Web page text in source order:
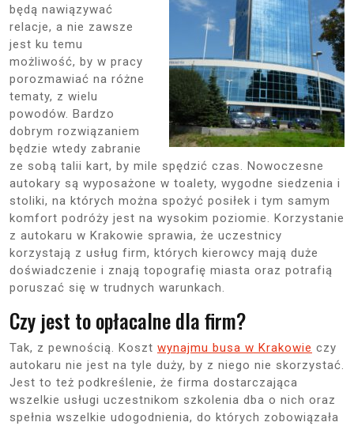
będą nawiązywać
relacje, a nie zawsze
jest ku temu
możliwość, by w pracy
porozmawiać na różne
tematy, z wielu
powodów. Bardzo
dobrym rozwiązaniem
będzie wtedy zabranie
ze sobą talii kart, by mile spędzić czas. Nowoczesne
autokary są wyposażone w toalety, wygodne siedzenia i
stoliki, na których można spożyć posiłek i tym samym
komfort podróży jest na wysokim poziomie. Korzystanie
z autokaru w Krakowie sprawia, że uczestnicy
korzystają z usług firm, których kierowcy mają duże
doświadczenie i znają topografię miasta oraz potrafią
poruszać się w trudnych warunkach.
Czy jest to opłacalne dla firm?
Tak, z pewnością. Koszt wynajmu busa w Krakowie czy
autokaru nie jest na tyle duży, by z niego nie skorzystać.
Jest to też podkreślenie, że firma dostarczająca
wszelkie usługi uczestnikom szkolenia dba o nich oraz
spełnia wszelkie udogodnienia, do których zobowiązała